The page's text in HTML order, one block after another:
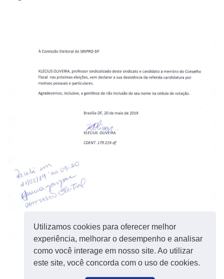
Utilizamos cookies para oferecer melhor
experiência, melhorar o desempenho e analisar
como você interage em nosso site. Ao utilizar
este site, você concorda com o uso de cookies.